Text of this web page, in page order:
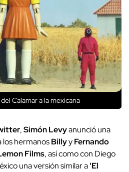
Calamar a la mexicana
,Simón Levyanunció una
los hermanosBillyyFernando
Films, así como con Diego
una versión similar a'El